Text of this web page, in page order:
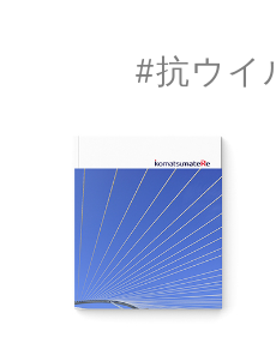
#抗ウイ